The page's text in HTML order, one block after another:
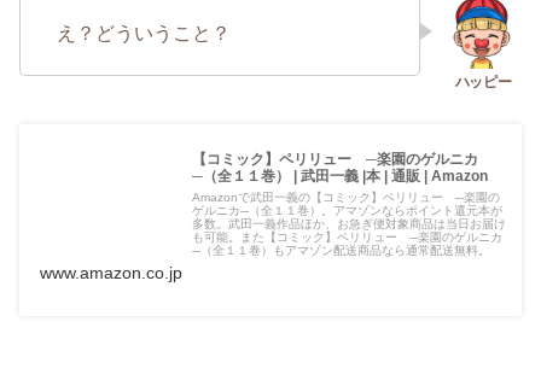
え？どういうこと？
【コミック】ペリリュー ─楽園のゲルニカ
─（全１１巻） | 武田一義 |本 | 通販 | Amazon
Amazonで武田一義の【コミック】ペリリュー ─楽園の
ゲルニカ─（全１１巻）。アマゾンならポイント還元本が
多数。武田一義作品ほか、お急ぎ便対象商品は当日お届け
も可能。また【コミック】ペリリュー ─楽園のゲルニカ
─（全１１巻）もアマゾン配送商品なら通常配送無料。
www.amazon.co.jp